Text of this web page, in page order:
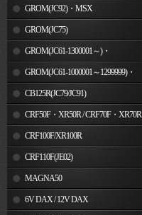
GROM(JC92)・MSX
GROM(MLHJC92)
GROM(JC75)
GROM(JC61-1300001～)・
MSX125SF
GROM(JC61-1000001～1299999)・
MSX125CB125R(JC79/JC91)
CRF50F・XR50R / CRF70F・XR70R
CRF100F/XR100R
CRF110F(JE02)
MAGNA50
6V DAX / 12V DAX